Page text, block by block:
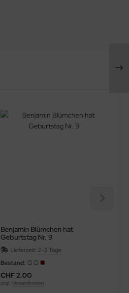
Benjamin Blümchen hat
Geburtstag Nr. 9
Lieferzeit: 2-3 Tage
Bestand:
CHF 2.00
zzgl. Versandkosten